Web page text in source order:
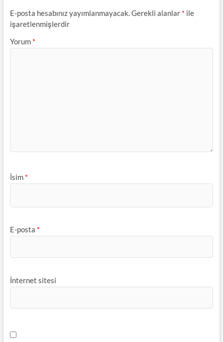
E-posta hesabınız yayımlanmayacak.Gerekli alanlar * ile
işaretlenmişlerdir
Yorum *
İsim *
E-posta *
İnternet sitesi